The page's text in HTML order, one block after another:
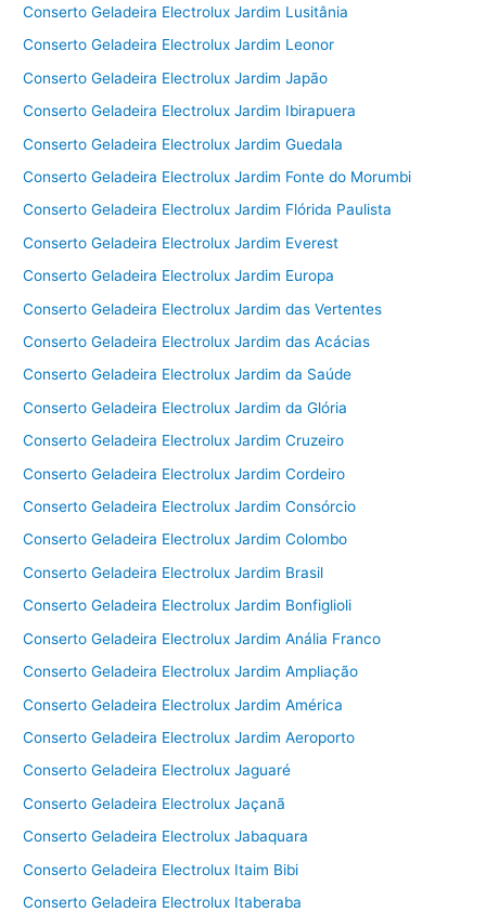
Conserto Geladeira Electrolux Jardim Lusitânia
Conserto Geladeira Electrolux Jardim Leonor
Conserto Geladeira Electrolux Jardim Japão
Conserto Geladeira Electrolux Jardim Ibirapuera
Conserto Geladeira Electrolux Jardim Guedala
Conserto Geladeira Electrolux Jardim Fonte do Morumbi
Conserto Geladeira Electrolux Jardim Flórida Paulista
Conserto Geladeira Electrolux Jardim Everest
Conserto Geladeira Electrolux Jardim Europa
Conserto Geladeira Electrolux Jardim das Vertentes
Conserto Geladeira Electrolux Jardim das Acácias
Conserto Geladeira Electrolux Jardim da Saúde
Conserto Geladeira Electrolux Jardim da Glória
Conserto Geladeira Electrolux Jardim Cruzeiro
Conserto Geladeira Electrolux Jardim Cordeiro
Conserto Geladeira Electrolux Jardim Consórcio
Conserto Geladeira Electrolux Jardim Colombo
Conserto Geladeira Electrolux Jardim Brasil
Conserto Geladeira Electrolux Jardim Bonfiglioli
Conserto Geladeira Electrolux Jardim Anália Franco
Conserto Geladeira Electrolux Jardim Ampliação
Conserto Geladeira Electrolux Jardim América
Conserto Geladeira Electrolux Jardim Aeroporto
Conserto Geladeira Electrolux Jaguaré
Conserto Geladeira Electrolux Jaçanã
Conserto Geladeira Electrolux Jabaquara
Conserto Geladeira Electrolux Itaim Bibi
Conserto Geladeira Electrolux Itaberaba